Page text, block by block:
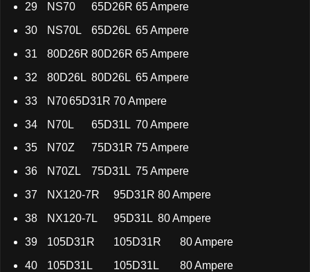
29
NS70 65D26R 65 Ampere
30
NS70L 65D26L 65 Ampere
31
80D26R 80D26R 65 Ampere
32
80D26L 80D26L 65 Ampere
33
N7065D31R 70 Ampere
34
N70L 65D31L 70 Ampere
35
N70Z 75D31R 75 Ampere
36
N70ZL 75D31L 75 Ampere
37
NX120-7R 95D31R 80 Ampere
38
NX120-7L 95D31L 80 Ampere
39
105D31R 105D31R
80 Ampere
40
105D31L 105D31L
80 Ampere